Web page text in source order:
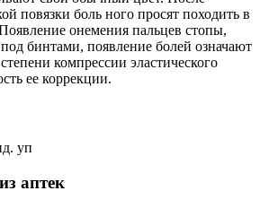
повязки боль ного просят походить в
онемения пальцев стопы,
бинтами, появление болей означают
компрессии эластического
ее коррекции.
уп
аптек